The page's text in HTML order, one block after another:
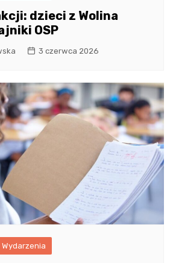
dzieci z Wolina
OSP
3 czerwca 2026
Wydarzenia